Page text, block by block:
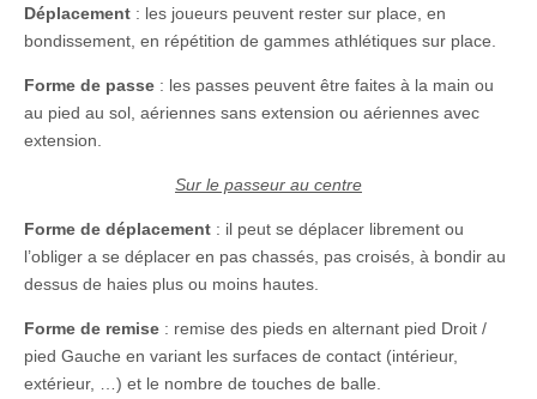
Déplacement : les joueurs peuvent rester sur place, en
bondissement, en répétition de gammes athlétiques sur place.
Forme de passe : les passes peuvent être faites à la main ou
au pied au sol, aériennes sans extension ou aériennes avec
extension.
Sur le passeur au centre
Forme de déplacement : il peut se déplacer librement ou
l’obliger a se déplacer en pas chassés, pas croisés, à bondir au
dessus de haies plus ou moins hautes.
Forme de remise : remise des pieds en alternant pied Droit /
pied Gauche en variant les surfaces de contact (intérieur,
extérieur, …) et le nombre de touches de balle.